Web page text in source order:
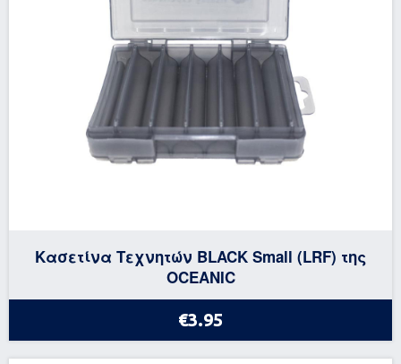
Κασετίνα Τεχνητών BLACK Small (LRF) της
OCEANIC
€3.95